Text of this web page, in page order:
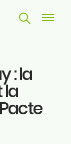
: la
la